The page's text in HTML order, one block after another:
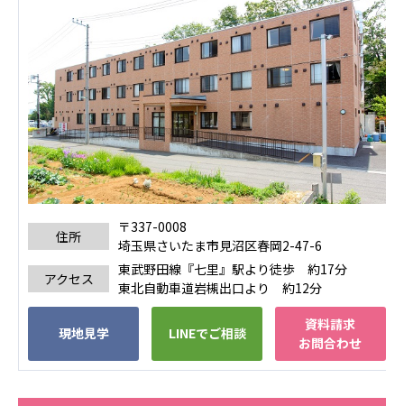
ーツクラブ
特定非営利活動法人アート応援隊
その他
Mediclude 株式会社アジアメデカ元気事業団
株式会社フラワーコミュニティ放送
Medicare Lead Japan
株式会社日本医科学研究所
特定非営利活動法人共生フォーラム
一般社団法人フードラボジャパン
特定非営利活動法人日本医療福祉機構
住所
〒337-0008
埼玉県さいたま市見沼区春岡2-47-6
アクセス
東武野田線『七里』駅より徒歩 約17分
東北自動車道岩槻出口より 約12分
現地見学 LINEでご相談
資料請求
お問合わせ